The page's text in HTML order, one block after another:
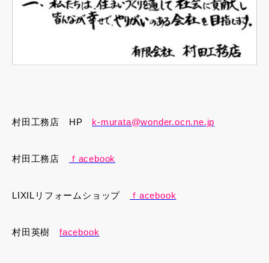
村田工務店 HP k-murata@wonder.ocn.ne.jp
村田工務店 ｆacebook
LIXILリフォームショップ ｆacebook
村田英樹 facebook